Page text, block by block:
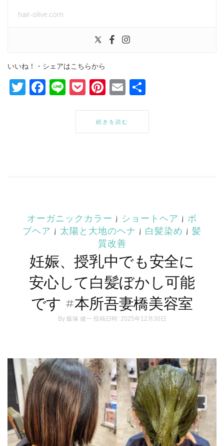
hair-olive.com
いいね！・シェアはこちらから
Twitter
Facebook
LinePocket
Pinterest
Email
続きを読む
オーガニックカラー | ショートヘア | ボ
ブヘア | 太陽と大地のヘナ | 白髪染め | 髪
質改善
妊娠、授乳中でも安全に
安心して白髪ぼかし可能
です #本所吾妻橋美容室
By 飯塚 健一 投稿日時: 2025年12月30日